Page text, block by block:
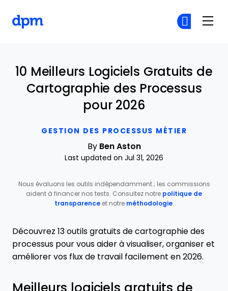
GESTION DES PROCESSUS MÉTIER
10 Meilleurs Logiciels Gratuits de
Cartographie des Processus
pour 2026
By Ben Aston
Last updated on Jul 31, 2026
Nous évaluons les outils indépendamment ; les commissions
aident à financer nos tests. Consultez notre politique de
transparenceet notre méthodologie.
Découvrez 13 outils gratuits de cartographie des
processus pour vous aider à visualiser, organiser et
améliorer vos flux de travail facilement en 2026.
Meilleurs logiciels gratuits de